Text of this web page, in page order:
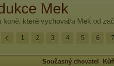
Mek
koně, které vychoval/a Mek od
1 2 3 4 5 6 7
Současný chovatel